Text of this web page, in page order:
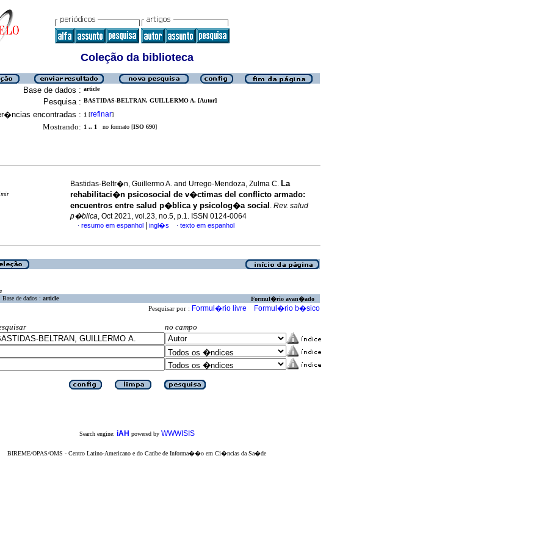
Coleção da biblioteca
Base de dados : article
Pesquisa : BASTIDAS-BELTRAN, GUILLERMO A. [Autor]
encontradas : 1 [refinar]
Mostrando: 1 .. 1 no formato [ISO 690]
Bastidas-Beltr�n, Guillermo A. and Urrego-Mendoza, Zulma C. La
rehabilitaci�n psicosocial de v�ctimas del conflicto armado:
encuentros entre salud p�blica y psicolog�a social . Rev. salud
p�blica, Oct 2021, vol.23, no.5, p.1. ISSN 0124-0064
· resumo em espanhol ingl�s · texto em espanhol
Base de dados : article Formul�rio avan�ado
Pesquisar por : Formul�rio livre Formul�rio b�sico
no campo
Search engine: iAH powered by WWWISIS
BIREME/OPAS/OMS - Centro Latino-Americano e do Caribe de Informa��o em Ci�ncias da Sa�de